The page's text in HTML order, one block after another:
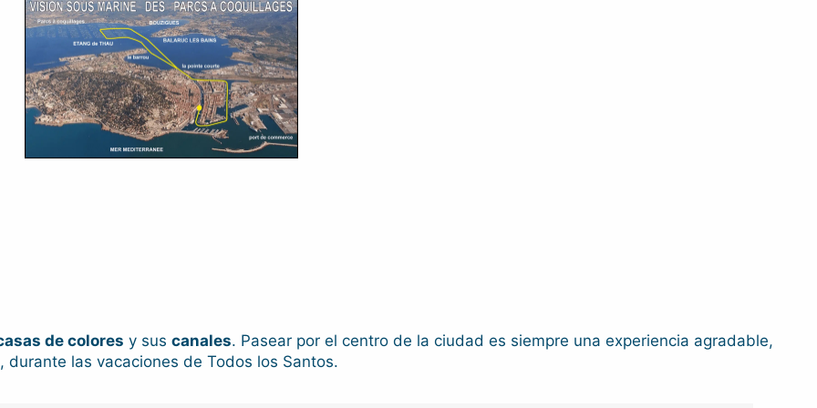
de colores y sus canales. Pasear por el centro de la ciudad es siempre una experiencia agradable,
las vacaciones de Todos los Santos.